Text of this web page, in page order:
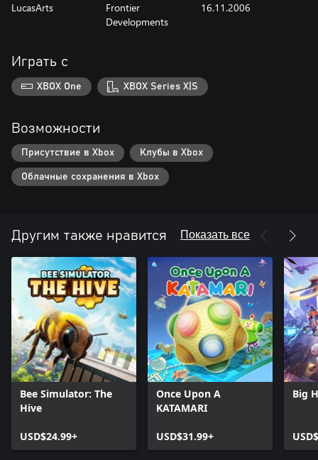
LucasArts
Frontier
Developments
16.11.2006
Играть с
XBOX One XBOX Series X|S
Возможности
Присутствие в Xbox Клубы в Xbox
Облачные сохранения в Xbox
Другим также нравится Показать все
Bee Simulator: The
Hive
USD$24.99+
Once Upon A
KATAMARI
USD$31.99+
Big